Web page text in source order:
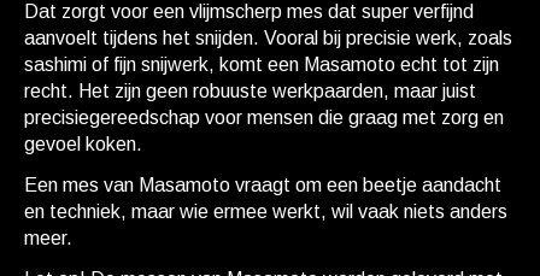
Dat zorgt voor een vlijmscherp mes dat super verfijnd
aanvoelt tijdens het snijden. Vooral bij precisie werk, zoals
sashimi of fijn snijwerk, komt een Masamoto echt tot zijn
recht. Het zijn geen robuuste werkpaarden, maar juist
precisiegereedschap voor mensen die graag met zorg en
gevoel koken.
Een mes van Masamoto vraagt om een beetje aandacht
en techniek, maar wie ermee werkt, wil vaak niets anders
meer.